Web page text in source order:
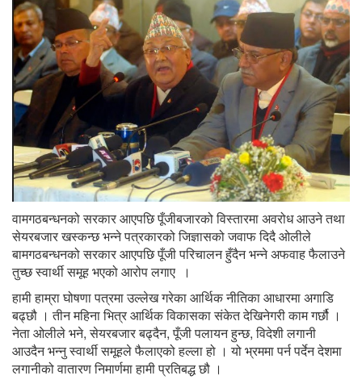
वामगठबन्धनको सरकार आएपछि पूँजीबजारको विस्तारमा अवरोध आउने तथा
सेयरबजार खस्कन्छ भन्ने पत्रकारको जिज्ञासको जवाफ दिदै ओलीले
बामगठबन्धनको सरकार आएपछि पूँजी परिचालन हुँदैन भन्ने अफवाह फैलाउने
तुच्छ स्वार्थी समूह भएको आरोप लगाए ।
हामी हाम्रा घोषणा पत्रमा उल्लेख गरेका आर्थिक नीतिका आधारमा अगाडि
बढ्छौ । तीन महिना भित्र आर्थिक विकासका संकेत देखिनेगरी काम गर्छौ ।
नेता ओलीले भने, सेयरबजार बढ्दैन, पूँजी पलायन हुन्छ, विदेशी लगानी
आउदैन भन्नु स्वार्थी समूहले फैलाएको हल्ला हो । यो भ्रममा पर्न पर्देन देशमा
लगानीको वातारण निमार्णमा हामी प्रतिबद्ध छौ ।